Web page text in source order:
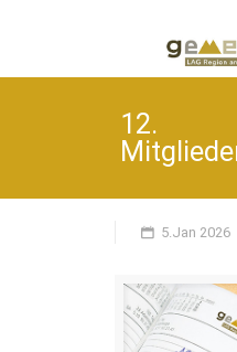
12.
5.Jan 2026